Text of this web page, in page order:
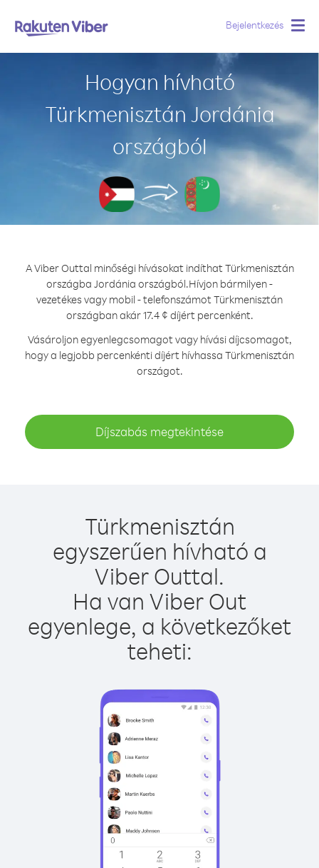
Bejelentkezés
Hogyan hívható
Türkmenisztán Jordánia
országból
A Viber Outtal minőségi hívásokat indíthat Türkmenisztán
országba Jordánia országból.Hívjon bármilyen -
vezetékes vagy mobil - telefonszámot Türkmenisztán
országban akár 17.4 ¢ díjért percenként.
Vásároljon egyenlegcsomagot vagy hívási díjcsomagot,
hogy a legjobb percenkénti díjért hívhassa Türkmenisztán
országot.
Díjszabás megtekintése
Türkmenisztán
egyszerűen hívható a
Viber Outtal.
Ha van Viber Out
egyenlege, a következőket
teheti: